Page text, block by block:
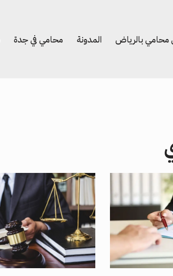
بالرياض المدونة محامي في جدة